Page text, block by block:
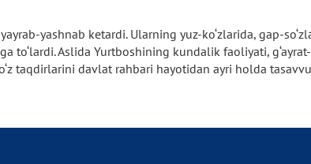
yashnab ketardi. Ularning yuz-ko‘zlarida, gap-
to‘lardi. Aslida Yurtboshining kundalik faoliyati,
taqdirlarini davlat rahbari hayotidan ayri holda